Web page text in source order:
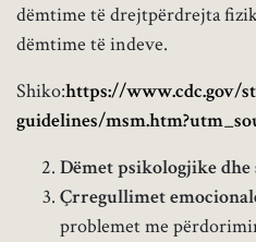
dëmtime të drejtpërdrejta
dëmtime të indeve.
Shiko:https://www.cdc.gov/
guidelines/
Dëmet psikologjike dhe
Çrregullimet
problemet me